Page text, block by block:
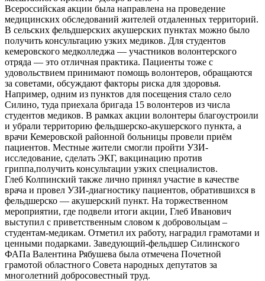
Всероссийская акции была направлена на проведение
медицинских обследований жителей отдаленных территорий.
В сельских фельдшерских акушерских пунктах можно было
получить консультацию узких медиков. Для студентов
кемеровского медколледжа — участников волонтерского
отряда — это отличная практика. Пациенты тоже с
удовольствием принимают помощь волонтеров, обращаются
за советами, обсуждают факторы риска для здоровья.
Например, одним из пунктов для посещения стало село
Силино, туда приехала бригада 15 волонтеров из числа
студентов медиков. В рамках акции волонтеры благоустроили
и убрали территорию фельдшерско-акушерского пункта, а
врачи Кемеровской районной больницы провели приём
пациентов. Местные жители смогли пройти УЗИ-
исследование, сделать ЭКГ, вакцинацию против
гриппа,получить консультации узких специалистов.
Глеб Колпинский также лично принял участие в качестве
врача и провел УЗИ-диагностику пациентов, обратившихся в
фельдшерско — акушерский пункт. На торжественном
мероприятии, где подвели итоги акции, Глеб Иванович
выступил с приветственным словом к добровольцам –
студентам-медикам. Отметил их работу, наградил грамотами и
ценными подарками. Заведующий-фельдшер Силинского
ФАПа Валентина Рябушева была отмечена Почетной
грамотой областного Совета народных депутатов за
многолетний добросовестный труд.